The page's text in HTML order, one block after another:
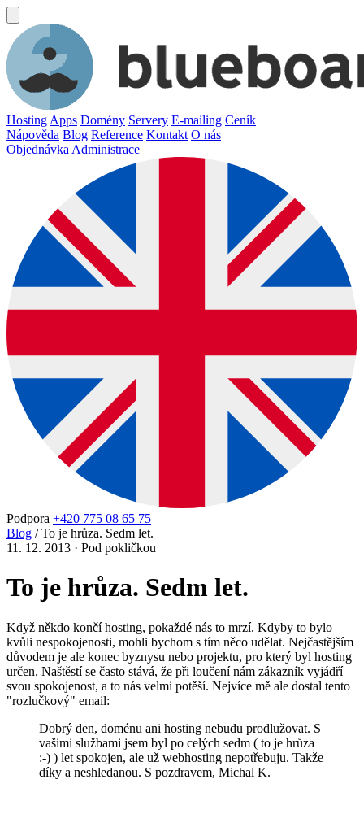
Hosting Apps Domény Servery E-mailing Ceník
Nápověda Blog Reference Kontakt O nás
Objednávka Administrace
Podpora +420 775 08 65 75
Blog / To je hrůza. Sedm let.
11. 12. 2013 · Pod pokličkou
To je hrůza. Sedm let.
Když někdo končí hosting, pokaždé nás to mrzí. Kdyby to bylo
kvůli nespokojenosti, mohli bychom s tím něco udělat. Nejčastějším
důvodem je ale konec byznysu nebo projektu, pro který byl hosting
určen. Naštěstí se často stává, že při loučení nám zákazník vyjádří
svou spokojenost, a to nás velmi potěší. Nejvíce mě ale dostal tento
"rozlučkový" email:
Dobrý den, doménu ani hosting nebudu prodlužovat. S
vašimi službami jsem byl po celých sedm ( to je hrůza
:-) ) let spokojen, ale už webhosting nepotřebuju. Takže
díky a neshledanou. S pozdravem, Michal K.